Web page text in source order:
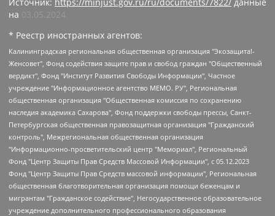
на 03.05.2024
* Реестр иностранных агентов:
Калининградская региональная общественная организация "Экозащита!-Женсовет", Фонд содействия защите прав и свобод граждан "Общественный вердикт", Фонд "Институт Развития Свободы Информации", Частное учреждение "Информационное агентство МЕМО. РУ", Региональная общественная организация "Общественная комиссия по сохранению наследия академика Сахарова", Фонд поддержки свободы прессы, Санкт-Петербургская общественная правозащитная организация "Гражданский контроль", Межрегиональная общественная организация "Информационно-просветительский центр "Мемориал", Региональный Фонд "Центр Защиты Прав Средств Массовой Информации", с 05.12.2023 Фонд "Центр Защиты Прав Средств массовой информации", Региональная общественная благотворительная организация помощи беженцам и мигрантам "Гражданское содействие", Негосударственное образовательное учреждение дополнительного профессионального образования (повышение квалификации) специалистов "АКАДЕМИЯ ПО ПРАВАМ ЧЕЛОВЕКА", Свердловская региональная общественная организация "Сутяжник", Автономная некоммерческая организация "Центр независимых социологических исследований", Союз общественных объединений "Российский исследовательский центр по правам человека", Региональное общественное учреждение научно-информационный центр "МЕМОРИАЛ", Некоммерческая организация "Фонд защиты гласности", Автономная некоммерческая организация "Институт прав человека", Городская общественная организация "Екатеринбургское общество "МЕМОРИАЛ", Городская общественная организация "Рязанское историко-просветительское и правозащитное общество "Мемориал" (Рязанский Мемориал), Челябинский региональный орган общественной самодеятельности – женское общественное объединение "Женщины Евразии", Челябинский региональный орган общественной самодеятельности "Уральская правозащитная группа", Фонд содействия защите здоровья и социальной справедливости имени Андрея Рылькова, Автономная Некоммерческая Организация "Аналитический Центр Юрия Левады", Автономная некоммерческая организация социальной поддержки населения "Проект Апрель", Региональная общественная организация помощи женщинам и детям, находящимся в кризисной ситуации "Информационно-методический центр "Анна", Фонд содействия развитию массовых коммуникаций и правовому просвещению "Так-так-Так", Фонд содействия устойчивому развитию "Серебряная тайга", Свердловский региональный общественный фонд социальных проектов "Новое время", "Idel.Реалии", Кавказ.Реалии, Крым.Реалии, Телеканал Настоящее Время, Татаро-башкирская служба Радио Свобода (Azatliq Radiosi), Радио Свободная Европа/Радио Свобода (PCE/PC), "Сибирь.Реалии", "Фактограф", Благотворительный фонд помощи осужденным и их семьям, Автономная некоммерческая организация "Институт глобализации и социальных движений", Фонд "В защиту прав заключенных", Частное учреждение "Центр поддержки и содействия развитию средств массовой информации", Пензенский региональный общественный благотворительный фонд "Гражданский союз", "Север.Реалии", Некоммерческая организация Фонд "Правовая инициатива", Общество с ограниченной ответственностью "Радио Свободная Европа/Радио Свобода", Чешское информационное агентство "MEDIUM-ORIENT", Красноярская региональная общественная организация "Мы против СПИДа", Камалягин Денис Николаевич, Маркелов Сергей Евгеньевич, Пономарев Лев Александрович, Савицкая Людмила Алексеевна, Автономная некоммерческая организация "Центр по работе с проблемой насилия "НАСИЛИЮ.НЕТ", Межрегиональный профессиональный союз работников здравоохранения "Альянс врачей", Юридическое лицо, зарегистрированное в Латвийской Республике, SIA "Medusa Project" (регистрационный номер 40103797863, дата регистрации 10.06.2014), Некоммерческая организация "Фонд по борьбе с коррупцией", Автономная некоммерческая организация "Институт права и публичной политики", Баданин Роман Сергеевич, Гликин Максим Александрович, Железнова Мария Михайловна, Лукьянова Юлия Сергеевна, Маетная Елизавета Витальевна, Маняхин Петр Борисович, Чуракова Ольга Владимировна, Ярош Юлия Петровна, Юридическое лицо "The Insider SIA", зарегистрированное в Риге, Латвийская Республика (дата регистрации 26.06.2015), являющееся администратором доменного имени интернет-издания "The Insider SIA", https://theins.ru, Постернак Алексей Евгеньевич, Рубин Михаил Аркадьевич, Анин Роман Александрович, Юридическое лицо Istories fonds, зарегистрированное в Латвийской Республике (регистрационный номер 50008295751, дата регистрации 24.02.2020), Великовский Дмитрий Александрович, Долинина Ирина Николаевна, Мароховская Алеся Алексеевна, Шлейнов Роман Юрьевич, Шмагун Олеся Валентиновна, Общество с ограниченной ответственностью "Альтаир 2021", Общество с ограниченной ответственностью "Вега 2021", Общество с ограниченной ответственностью "Главный редактор 2021", Общество с ограниченной ответственностью "Ромашки монолит", Важенков Артем Валерьевич, Ивановская областная общественная организация "Центр гендерных исследований", Гурман Юрий Альбертович, Медиапроект "ОВД-Инфо", Егоров Владимир Владимирович, Жилинский Владимир Александрович, Общество с ограниченной ответственностью "ЗП", Иванова София Юрьевна, Карезина Инна Павловна, Кильтау Екатерина Викторовна, Петров Алексей Викторович, Пискунов Сергей Евгеньевич, Смирнов Сергей Сергеевич, Тихонов Михаил Сергеевич, Общество с ограниченной ответственностью "ЖУРНАЛИСТ-ИНОСТРАННЫЙ АГЕНТ", Арапова Галина Юрьевна, Вольтская Татьяна Анатольевна, Американская компания "Mason G.E.S. Anonymous Foundation" (США), являющаяся владельцем интернет-издания https://mnews.world/, Компания "Stichting Bellingcat", зарегистрированная в Нидерландах (дата регистрации 11.07.2018), Захаров Андрей Вячеславович, Клепиковская Екатерина Дмитриевна, Общество с ограниченной ответственностью "МЕМО", Перл Роман Александрович, Симонов Евгений Алексеевич, Соловьева Елена Анатольевна, Сотников Даниил Владимирович, Сурначева Елизавета Дмитриевна, Автономная некоммерческая организация по защите прав человека и информированию населения "Якутия – Наше Мнение", Общество с ограниченной ответственностью "Москоу диджитал медиа", с 26.01.2023 Общество с ограниченной ответственностью "Чайка Белые сады", Ветошкина Валерия Валерьевна, Заговора Максим Александрович, Межрегиональное общественное движение "Российская ЛГБТ - сеть", Оленичев Максим Владимирович, Павлов Иван Юрьевич, Скворцова Елена Сергеевна, Общество с ограниченной ответственностью "Как бы инагент", Кочетков Игорь Викторович, Общество с ограниченной ответственностью "Честные выборы", Еланчик Олег Александрович, Общество с ограниченной ответственностью "Нобелевский призыв", Гималова Регина Эмилевна, Григорьев Андрей Валерьевич, Григорьева Алина Александровна, Ассоциация по содействию защите прав призывников, альтернативнослужащих и военнослужащих "Правозащитная группа "Гражданин.Армия.Право", Хисамова Регина Фаритовна, Автономная некоммерческая организация по реализации социально-правовых программ "Лилит", Дальневосточное общественное движение "Маяк", Санкт-Петербургская ЛГБТ-инициативная группа "Выход", Инициативная группа ЛГБТ+ "Реверс", Алексеев Андрей Викторович, Бекбулатова Таисия Львовна, Беляев Иван Михайлович, Владыкина Елена Сергеевна, Гельман Марат Александрович, Никульшина Вероника Юрьевна, Толоконникова Надежда Андреевна, Шендерович Виктор Анатольевич, Общество с ограниченной ответственностью "Данное сообщение", Общество с ограниченной ответственностью Издательский дом "Новая глава", Айнбиндер Александра Александровна, Московский комьюнити-центр для ЛГБТ+инициатив, Благотворительный фонд развития филантропии, Deutsche Welle (Германия, Kurt-Schumacher-Strasse 3, 53113 Bonn), Борзунова Мария Михайловна, Воробьев Виктор Викторович, Голубева Анна Львовна, Константинова Алла Михайловна, Малкова Ирина Владимировна, Мурадов Мурад Абдулгалимович, Осетинская Елизавета Николаевна, Понасенков Евгений Николаевич, Ганапольский Матвей Юрьевич, Киселев Евгений Алексеевич, Борухович Ирина Григорьевна, Дремин Иван Тимофеевич, Дубровский Дмитрий Викторович, Красноярская региональная общественная организация поддержки и развития альтернативных образовательных технологий и межкультурных коммуникаций "ИНТЕРРА", Маяковская Екатерина Алексеевна, Фейгин Марк Захарович, Филимонов Андрей Викторович, Дзугкоева Регина Николаевна, Доброхотов Роман Александрович, Дудь Юрий Александрович, Елкин Сергей Владимирович, Кругликов Кирилл Игоревич, Сабунаева Мария Леонидовна, Семенов Алексей Владимирович, Шаинян Карен Багратович, Шульман Екатерина Михайловна, Асафьев Артур Валерьевич, Вахштайн Виктор Семенович, Венедиктов Алексей Алексеевич, Лушникова Екатерина Евгеньевна, Волков Леонид Михайлович, Невзоров Александр Глебович, Пархоменко Сергей Борисович, Сироткин Ярослав Николаевич, Кара-Мурза Владимир Владимирович, Баранова Наталья Владимировна, Гозман Леонид Яковлевич, Кагарлицкий Борис Юльевич, Климарев Михаил Валерьевич, Милов Владимир Станиславович, Автономная некоммерческая организация Краснодарский центр современного искусства "Типография", Моргенштерн Алишер Тагирович, Соболь Любовь Эдуардовна, Общество с ограниченной ответственностью "ЛИЗА НОРМ", Каспаров Гарри Кимович, Ходорковский Михаил Борисович, Общество с ограниченной ответственностью "Апрельские тезисы", Данилович Ирина Брониславовна, Кашин Олег Владимирович, Петров Николай Владимирович, Пивоваров Алексей Владимирович, Соколов Михаил Владимирович, Цветкова Юлия Владимировна, Чичваркин Евгений Александрович, Комитет против пыток/Команда против пыток, Общество с ограниченной ответственностью "Первый научный", Общество с ограниченной ответственностью "Вертолет и ко", Белоцерковская Вероника Борисовна, Кац Максим Евгеньевич, Лазарева Татьяна Юрьевна, Шаведдинов Руслан Табризович, Яшин Илья Валерьевич, Общество с ограниченной ответственностью "Иноагент ААВ", Алешковский Дмитрий Петрович, Альбац Евгения Марковна, Быков Дмитрий Львович, Галямина Юлия Евгеньевна, Лойко Сергей Леонидович, Мартынов Кирилл Константинович, Медведев Сергей Александрович, Крашенинников Федор Геннадиевич, Гордеева Катерина Вл